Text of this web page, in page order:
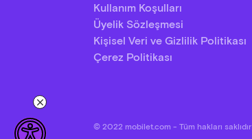
Kullanım Koşulları
Üyelik Sözleşmesi
Kişisel Veri ve Gizlilik Politikası
Çerez Politikası
© 2022 mobilet.com - Tüm hakları saklıdır